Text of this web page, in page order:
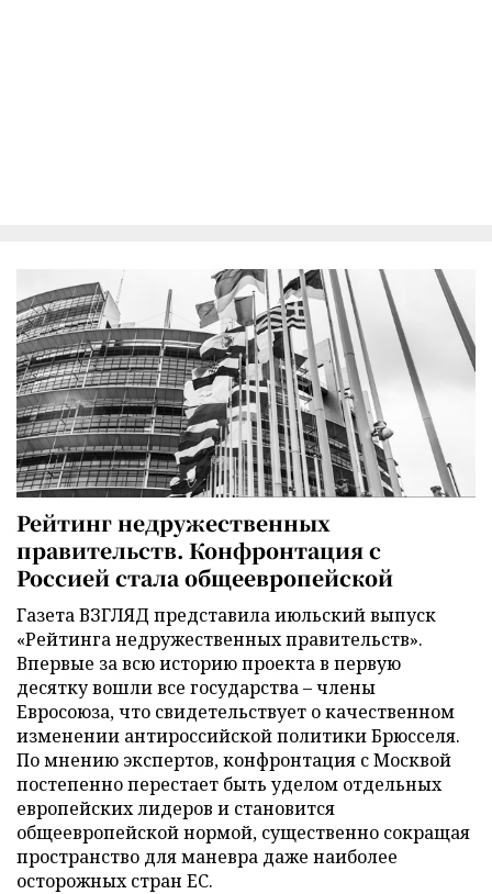
Рейтинг недружественных
правительств. Конфронтация с
Россией стала общеевропейской
Газета ВЗГЛЯД представила июльский выпуск
«Рейтинга недружественных правительств».
Впервые за всю историю проекта в первую
десятку вошли все государства – члены
Евросоюза, что свидетельствует о качественном
изменении антироссийской политики Брюсселя.
По мнению экспертов, конфронтация с Москвой
постепенно перестает быть уделом отдельных
европейских лидеров и становится
общеевропейской нормой, существенно сокращая
пространство для маневра даже наиболее
осторожных стран ЕС.